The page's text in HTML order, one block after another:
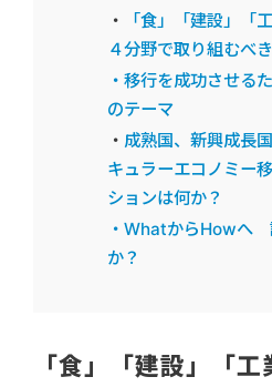
・
「食」「建設」「
４分野で取り組むべ
・移行を成功させる
のテーマ
・ 成熟国、新興成長
キュラーエコノミー
ションは何か？
・WhatからHowへ
か？
「食」「建設」「